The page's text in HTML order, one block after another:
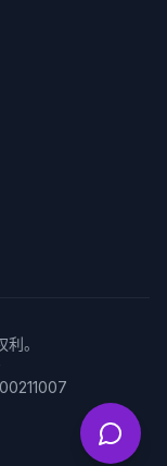
。